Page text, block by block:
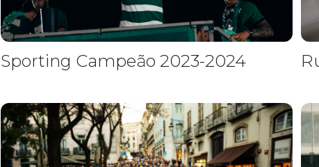
Sporting Campeão 2023-2024